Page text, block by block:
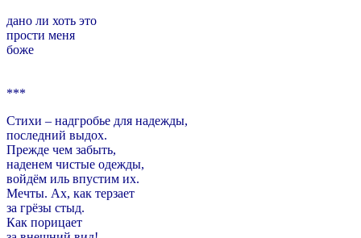
дано ли хоть это
прости меня
боже
***
Стихи – надгробье для надежды,
последний выдох.
Прежде чем забыть,
наденем чистые одежды,
войдём иль впустим их.
Мечты. Ах, как терзает
за грёзы стыд.
Как порицает